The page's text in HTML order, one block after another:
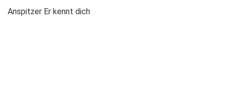
Anspitzer Er kennt dich